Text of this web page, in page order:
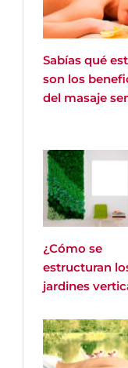
Sabías qué
son los
del masaje
¿Cómo se
estructuran
jardines